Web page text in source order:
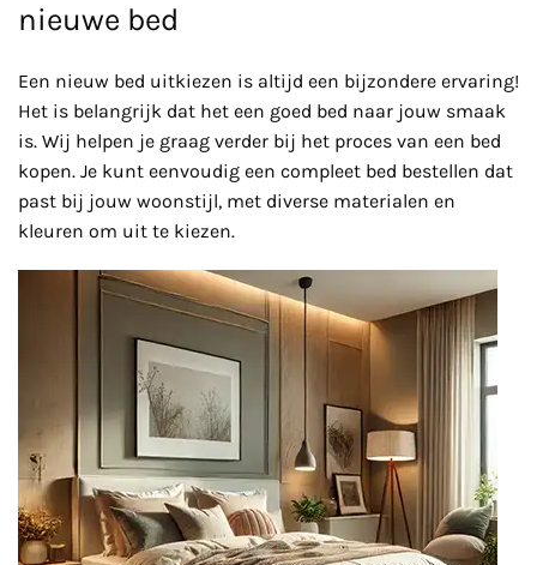
nieuwe bed
Een nieuw bed uitkiezen is altijd een bijzondere ervaring!
Het is belangrijk dat het een goed bed naar jouw smaak
is. Wij helpen je graag verder bij het proces van een bed
kopen. Je kunt eenvoudig een compleet bed bestellen dat
past bij jouw woonstijl, met diverse materialen en
kleuren om uit te kiezen.